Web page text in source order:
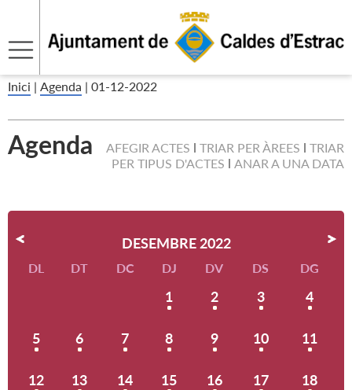
Inici | Agenda | 01-12-2022
Agenda AFEGIR ACTES TRIAR PER ÀREES
TRIAR
PER TIPUS D'ACTES
ANAR A UNA DATA
DESEMBRE 2022
DL DT DC DJ DV DS DG
1 2 3 4
5 6 7 8 9 10 11
12 13 14 15 16 17 18